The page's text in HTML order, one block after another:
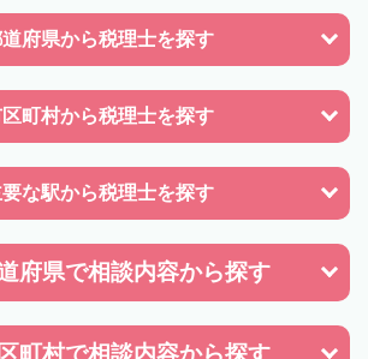
府県から税理士を探す
町村から税理士を探す
な駅から税理士を探す
府県で相談内容から探す
町村で相談内容から探す